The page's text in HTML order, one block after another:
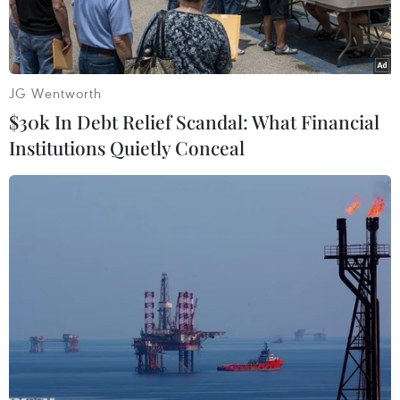
Đưa công dân Việt Nam từ vùng dịch về nước. (Ảnh: Huy
Ban Chỉ đạo Quốc gia phòng, chống dịch COVID-
19 vừa có Công điện số 1640/CĐ-BCĐ gửi Bộ
Quốc phòng và UBND các tỉnh, thành phố trực
thuộc Trung ương về việc tăng cường quản lý
JG Wentworth
$30k In Debt Relief Scandal: What Financial
Institutions Quietly Conceal